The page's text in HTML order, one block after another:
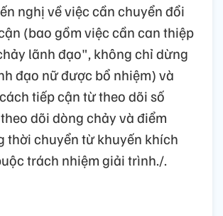
nghị về việc cần chuyển đổi
(bao gồm việc cần can thiệp
lãnh đạo", không chỉ dừng
đạo nữ được bổ nhiệm) và
tiếp cận từ theo dõi số
dõi dòng chảy và điểm
thời chuyển từ khuyến khích
trách nhiệm giải trình./.